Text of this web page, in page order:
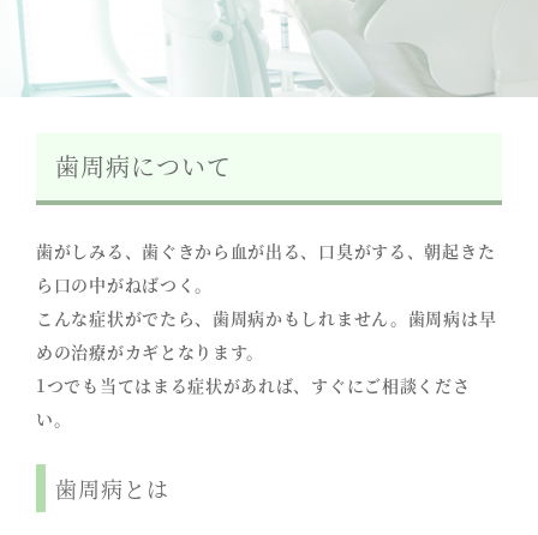
歯周病について
歯がしみる、歯ぐきから血が出る、口臭がする、朝起きた
ら口の中がねばつく。
こんな症状がでたら、歯周病かもしれません。歯周病は早
めの治療がカギとなります。
1つでも当てはまる症状があれば、すぐにご相談くださ
い。
歯周病とは